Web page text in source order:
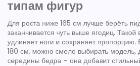
типам фигур
Для роста ниже 165 см лучше берёть
заканчивается чуть выше ягодиц. Такой
удлиняет ноги и сохраняет
180 см, можно смело выбирать
середины бедра – она добавит